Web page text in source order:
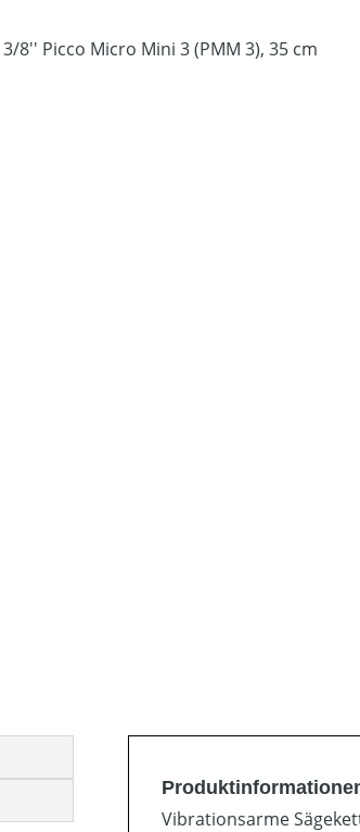
Vibrationsarme